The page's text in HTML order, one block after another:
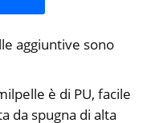
aggiuntive sono
è di PU, facile
da spugna di alta